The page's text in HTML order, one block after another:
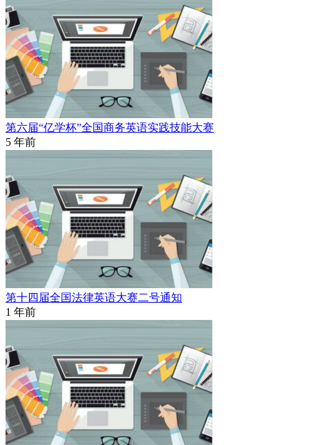
第六届“亿学杯”全国商务英语实践技能大赛
5 年前
第十四届全国法律英语大赛二号通知
1 年前